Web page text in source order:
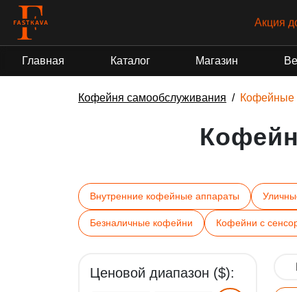
Акция
Главная Каталог Магазин
Кофейня самообслуживания Кофейные
Внутренние кофейные аппараты
Безналичные кофейни Кофейни с
Ценовой диапазон ($):